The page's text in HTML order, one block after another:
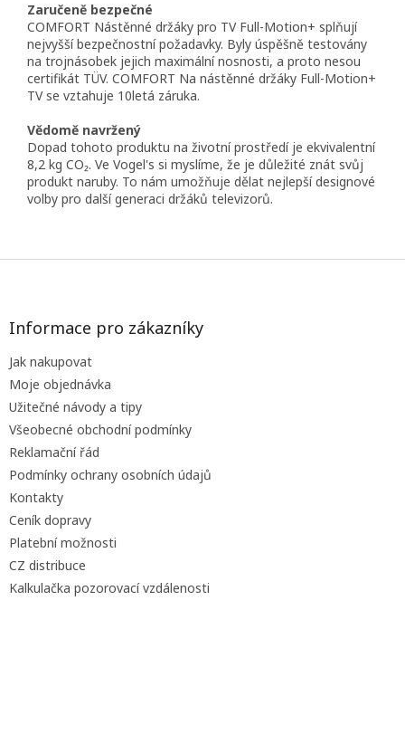
Zaručeně bezpečné
COMFORT Nástěnné držáky pro TV Full-Motion+ splňují
nejvyšší bezpečnostní požadavky. Byly úspěšně testovány
na trojnásobek jejich maximální nosnosti, a proto nesou
certifikát TÜV. COMFORT Na nástěnné držáky Full-Motion+
TV se vztahuje 10letá záruka.
Vědomě navržený
Dopad tohoto produktu na životní prostředí je ekvivalentní
8,2 kg CO₂. Ve Vogel's si myslíme, že je důležité znát svůj
produkt naruby. To nám umožňuje dělat nejlepší designové
volby pro další generaci držáků televizorů.
Z
Informace pro zákazníky
Jak nakupovat
Moje objednávka
Užitečné návody a tipy
Všeobecné obchodní podmínky
Reklamační řád
Podmínky ochrany osobních údajů
Kontakty
Ceník dopravy
Platební možnosti
CZ distribuce
Kalkulačka pozorovací vzdálenosti